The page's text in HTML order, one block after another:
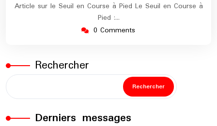
Article sur le Seuil en Course à Pied Le Seuil en Course à
Pied :…
0 Comments
Rechercher
Rechercher
Derniers messages